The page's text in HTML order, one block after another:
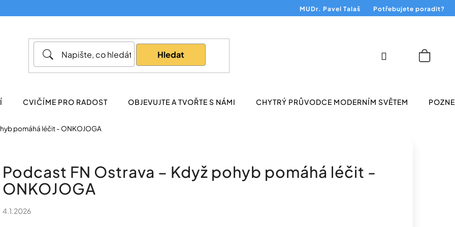
MUDr. Pavel Talaš Potřebujete poradit?
Hledat
CVIČÍME PRO RADOST OBJEVUJTE A TVOŘTE S NÁMI CHYTRÝ PRŮVODCE MODERNÍM SVĚTEM
Přihlášení
pomáhá léčit - ONKOJOGA
Podcast FN Ostrava – Když pohyb pomáhá léčit -
ONKOJOGA
4.1.2026
Co potřebujete najít?